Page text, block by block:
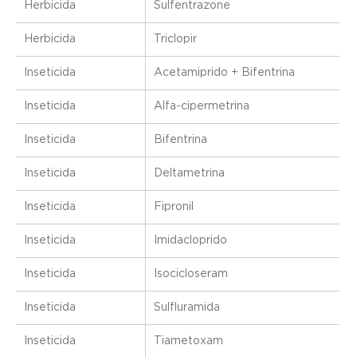
Herbicida Sulfentrazone
Herbicida Triclopir
Inseticida Acetamiprido + Bifentrina
Inseticida Alfa-cipermetrina
Inseticida Bifentrina
Inseticida Deltametrina
Inseticida Fipronil
Inseticida Imidacloprido
Inseticida Isocicloseram
Inseticida Sulfluramida
Inseticida Tiametoxam